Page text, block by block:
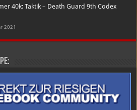
40k: Taktik – Death Guard 9th Codex
2021